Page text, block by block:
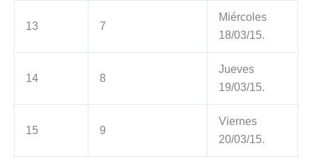
13 7
Miércoles
18/03/15.
14 8
Jueves
19/03/15.
15 9
Viernes
20/03/15.